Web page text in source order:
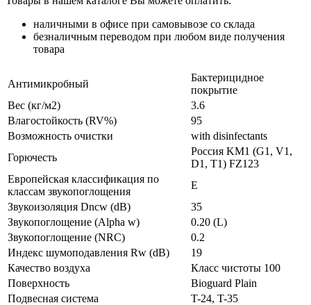
наличными в офисе при самовывозе со склада
безналичным переводом при любом виде получения
товара
Антимикробный
Бактерицидное
покрытие
Вес (кг/м2)
3.6
Влагостойкость (RV%)
95
Возможность очистки
with disinfectants
Горючесть
Россия KM1 (G1, V1,
D1, T1) FZ123
Европейская классификация по
классам звукопоглощения
E
Звукоизоляция Dncw (dB)
35
Звукопоглощение (Alpha w)
0.20 (L)
Звукопоглощение (NRC)
0.2
Индекс шумоподавления Rw (dB)
19
Качество воздуха
Класс чистоты 100
Поверхность
Bioguard Plain
Подвесная система
T-24, T-35